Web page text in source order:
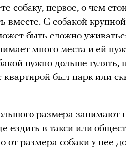
собаку, первое, о чем
вместе. С собакой
быть сложно
много места и ей
нужно дольше гулять,
квартирой был парк или
размера занимают
ездить в такси или
от размера собаки у нее